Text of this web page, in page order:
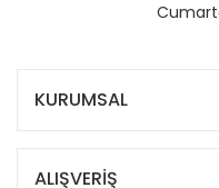
KURUMSAL
ALIŞVERİŞ